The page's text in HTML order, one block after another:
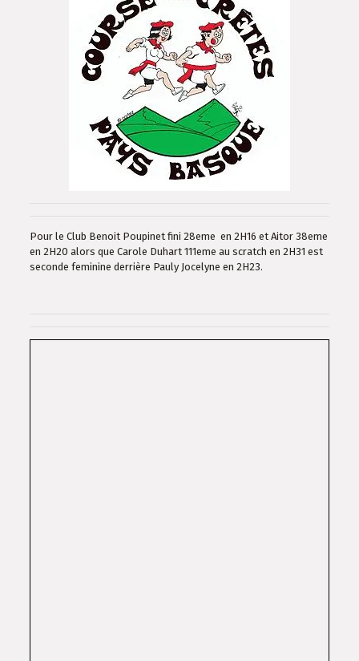
Pour le Club Benoit Poupinet fini 28eme en 2H16 et Aitor 38eme
en 2H20 alors que Carole Duhart 111eme au scratch en 2H31 est
seconde feminine derrière Pauly Jocelyne en 2H23.